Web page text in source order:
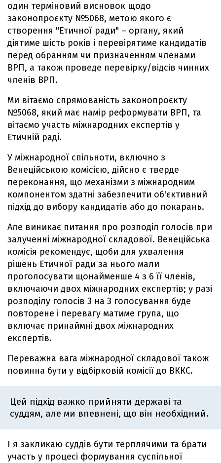
один терміновий висновок щодо
законопроєкту №5068, метою якого є
створення "Етичної ради" – органу, який
діятиме шість років і перевірятиме кандидатів
перед обранням чи призначенням членами
ВРП, а також проведе перевірку/відсів чинних
членів ВРП.
Ми вітаємо спрямованість законопроєкту
№5068, який має намір реформувати ВРП, та
вітаємо участь міжнародних експертів у
Етичній раді.
У міжнародної спільноти, включно з
Венеційською комісією, дійсно є тверде
переконання, що механізми з міжнародним
компонентом здатні забезпечити об'єктивний
підхід до вибору кандидатів або до покарань.
Але виникає питання про розподіл голосів при
залученні міжнародної складової. Венеційська
комісія рекомендує, щоби для ухвалення
рішень Етичної ради за нього мали
проголосувати щонайменше 4 з 6 її членів,
включаючи двох міжнародних експертів; у разі
розподілу голосів 3 на 3 голосування буде
повторене і перевагу матиме група, що
включає принаймні двох міжнародних
експертів.
Переважна вага міжнародної складової також
повинна бути у відбірковій комісії до ВККС.
Цей підхід важко прийняти державі та
суддям, але ми впевнені, що він необхідний.
І я закликаю суддів бути терплячими та брати
участь у процесі формування суспільної